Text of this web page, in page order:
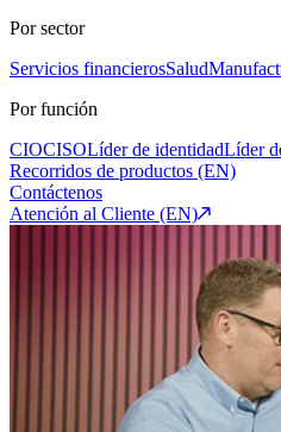
Por sector
Servicios financierosSalud
Por función
CIOCISOLíder de identidadLíder
Recorridos de productos (EN)
Contáctenos
Atención al Cliente (EN)